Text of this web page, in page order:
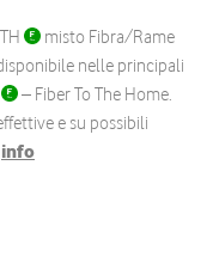
misto Fibra/Rame
nelle principali
– Fiber To The Home.
e su possibili
info